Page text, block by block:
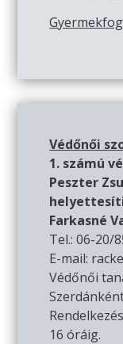
Védőnői
1. számú
Peszter
Farkasné
Tel.: 06-20/
E-mail:
Védőnői
16 óráig.